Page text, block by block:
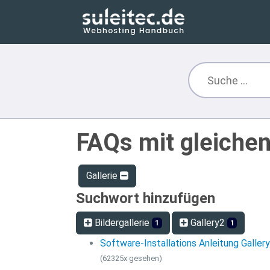
FAQs mit
Gallerie
Suchwort hinzufügen
Bildergallerie 1 Gallery2 1
Software-Installations Anleitung
(62325x gesehen)